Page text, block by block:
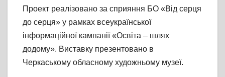
Проект реалізовано за сприяння БО «Від серця
до серця» у рамках всеукраїнської
інформаційної кампанії «Освіта – шлях
додому». Виставку презентовано в
Черкаському обласному художньому музеї.